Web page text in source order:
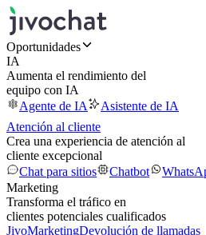
Oportunidades
IA
Aumenta el rendimiento del
equipo con IA
Agente de IA
Asistente de IA
Atención al cliente
Crea una experiencia de atención al
cliente excepcional
Chat para sitios
Chatbot
Marketing
Transforma el tráfico en
clientes potenciales cualificados
JivoMarketingDevolución de llamadas